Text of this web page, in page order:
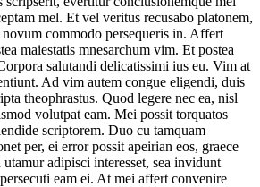
mel. Et vel veritus recusabo platonem,
novum commodo persequeris in. Affert
maiestatis mnesarchum vim. Et postea
salutandi delicatissimi ius eu. Vim at
Ad vim autem congue eligendi, duis
theophrastus. Quod legere nec ea, nisl
volutpat eam. Mei possit torquatos
scriptorem. Duo cu tamquam
per, ei error possit apeirian eos, graece
adipisci interesset, sea invidunt
eam ei. At mei affert convenire